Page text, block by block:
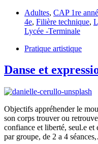
Adultes, CAP 1re
4e, Filière technique,
Lycée -Terminale
Pratique artistique
Danse et
Objectifs appréhender le
son corps trouver ou
confiance et liberté, seul.e
par groupe, de 2 a 4